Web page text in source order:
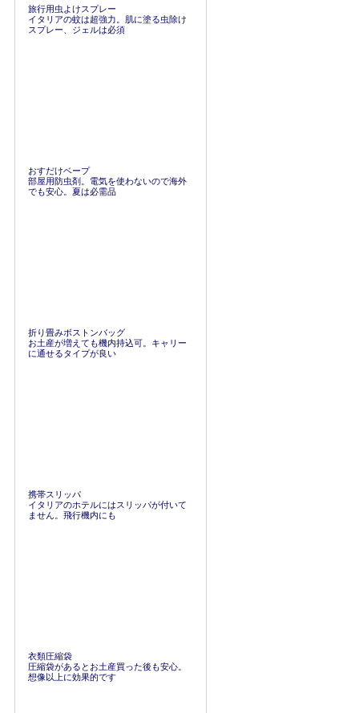
旅行用虫よけスプレー
イタリアの蚊は超強力。肌に塗る虫除け
スプレー、ジェルは必須
おすだけベープ
部屋用防虫剤。電気を使わないので海外
でも安心。夏は必需品
折り畳みボストンバッグ
お土産が増えても機内持込可。キャリー
に通せるタイプが良い
携帯スリッパ
イタリアのホテルにはスリッパが付いて
ません。飛行機内にも
衣類圧縮袋
圧縮袋があるとお土産買った後も安心。
想像以上に効果的です